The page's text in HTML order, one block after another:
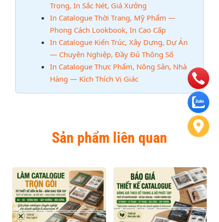
Trọng, In Sắc Nét, Giá Xưởng
In Catalogue Thời Trang, Mỹ Phẩm —
Phong Cách Lookbook, In Cao Cấp
In Catalogue Kiến Trúc, Xây Dựng, Dự Án
— Chuyên Nghiệp, Đầy Đủ Thông Số
In Catalogue Thực Phẩm, Nông Sản, Nhà
Hàng — Kích Thích Vị Giác
Sản phẩm liên quan